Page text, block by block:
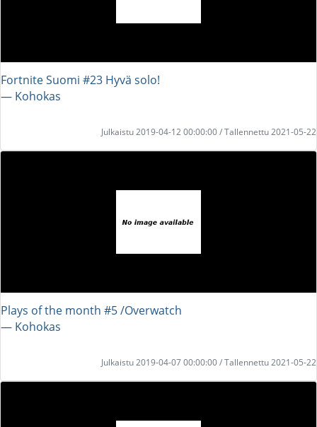
Fortnite Suomi #23 Hyvä solo!
― Kohokas
Julkaistu 2019-04-12 00:00:00 / Tallennettu 2021-05-22
Plays of the month #5 /Overwatch
― Kohokas
Julkaistu 2019-04-07 00:00:00 / Tallennettu 2021-05-22